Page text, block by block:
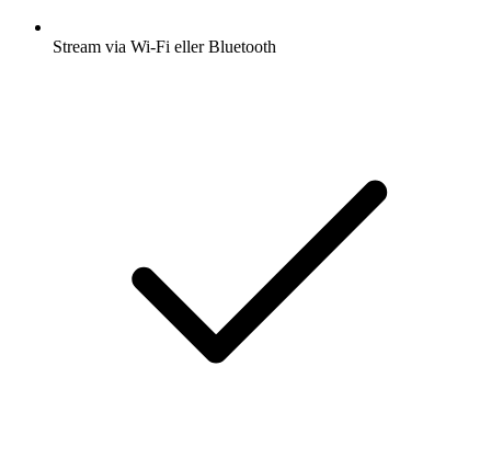
Stream via Wi-Fi eller Bluetooth